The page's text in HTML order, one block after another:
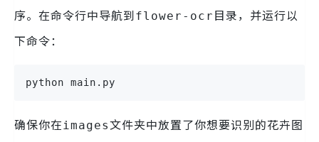
序。在命令行中导航到flower-ocr 目录，并运行以
下命令：
python main.py
确保你在 images文件夹中放置了你想要识别的花卉图